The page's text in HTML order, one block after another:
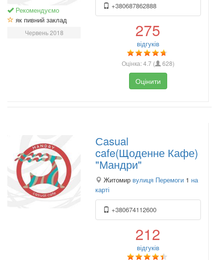
Рекомендуємо
як пивний заклад
Червень 2018
+380687862888
275
відгуків
Оцінка:4.7 ( 628)
Оцінити
Сasual
cafe(Щоденне Кафе)
"Мандри"
Житомир вулиця Перемоги 1 на
карті
+380674112600
212
відгуків